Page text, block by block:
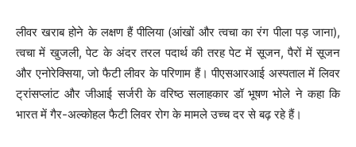
लीवर खराब होने के लक्षण हैं पीलिया (आंखों और त्वचा का रंग पीला पड़ जाना),
त्वचा में खुजली, पेट के अंदर तरल पदार्थ की तरह पेट में सूजन, पैरों में सूजन
और एनोरेक्सिया, जो फैटी लीवर के परिणाम हैं। पीएसआरआई अस्पताल में लिवर
ट्रांसप्लांट और जीआई सर्जरी के वरिष्ठ सलाहकार डॉ भूषण भोले ने कहा कि
भारत में गैर-अल्कोहल फैटी लिवर रोग के मामले उच्च दर से बढ़ रहे हैं।